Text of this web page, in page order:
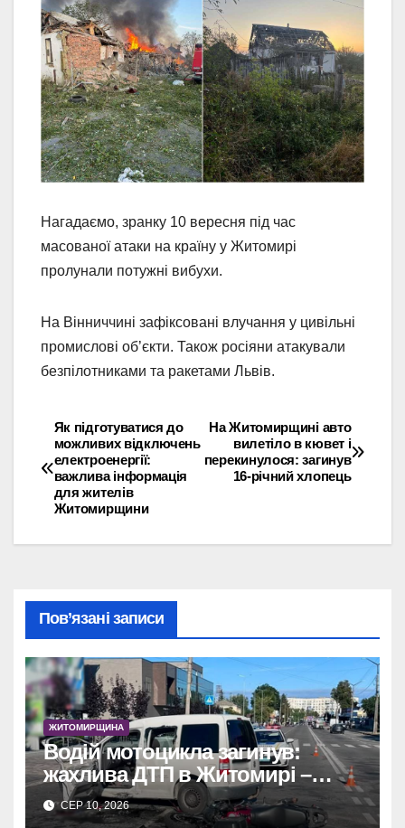
Нагадаємо, зранку 10 вересня під час
масованої атаки на країну у Житомирі
пролунали потужні вибухи.
На Вінниччині зафіксовані влучання у цивільні
промислові об’єкти. Також росіяни атакували
безпілотниками та ракетами Львів.
Навігація
записів
На Житомирщині авто
вилетіло в кювет і
перекинулося: загинув
16-річний хлопець
Як підготуватися до
можливих відключень
електроенергії:
важлива інформація
для жителів
Житомирщини
Пов’язані записи
ЖИТОМИРЩИНА
Водій мотоцикла загинув:
жахлива ДТП в Житомирі –
Zhitomir-OnLine
СЕР 10, 2026